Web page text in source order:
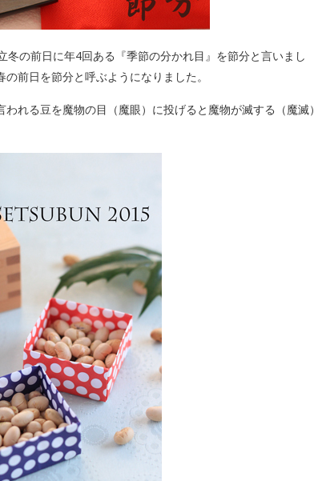
の前日に年4回ある『季節の分かれ目』を節分と言いまし
前日を節分と呼ぶようになりました。
れる豆を魔物の目（魔眼）に投げると魔物が滅する（魔滅）